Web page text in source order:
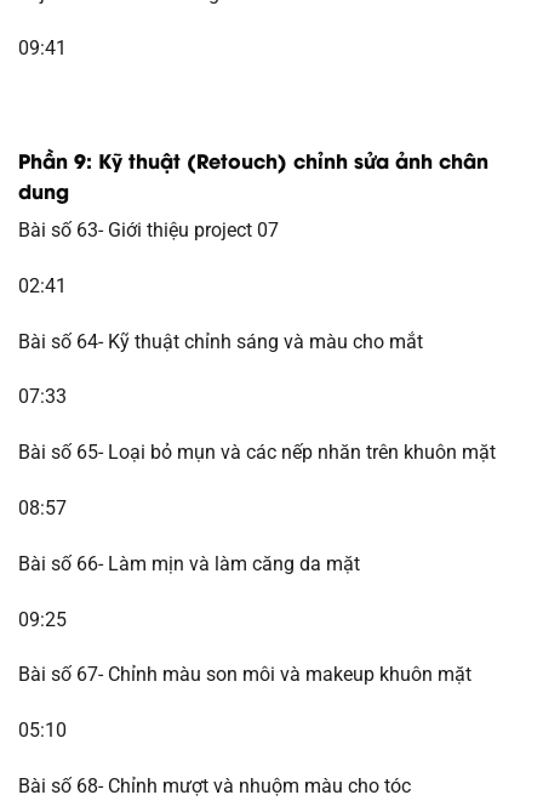
09:41
Phần 9: Kỹ thuật (Retouch) chỉnh sửa ảnh chân
dung
Bài số 63- Giới thiệu project 07
02:41
Bài số 64- Kỹ thuật chỉnh sáng và màu cho mắt
07:33
Bài số 65- Loại bỏ mụn và các nếp nhăn trên khuôn mặt
08:57
Bài số 66- Làm mịn và làm căng da mặt
09:25
Bài số 67- Chỉnh màu son môi và makeup khuôn mặt
05:10
Bài số 68- Chỉnh mượt và nhuộm màu cho tóc